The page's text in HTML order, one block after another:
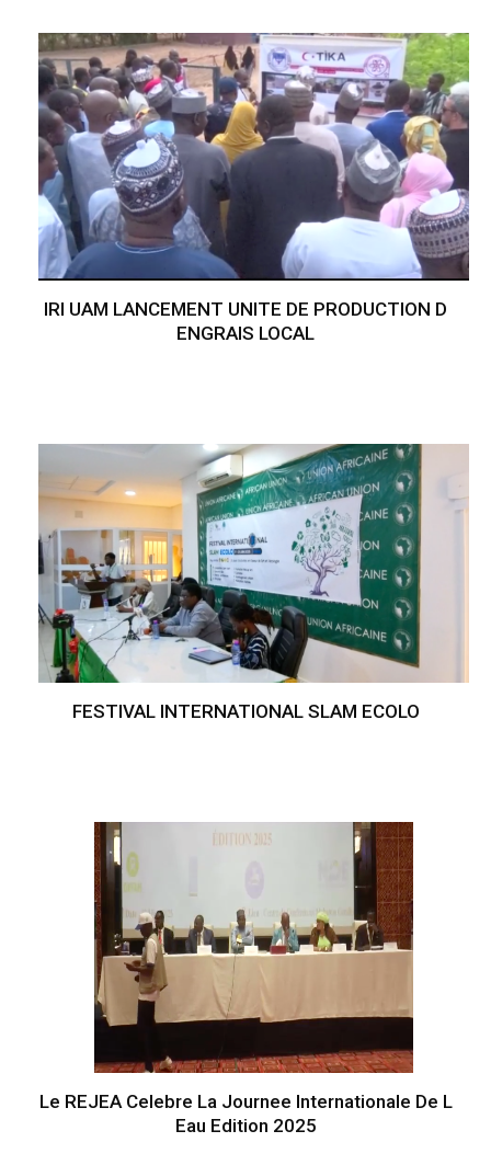
IRI UAM LANCEMENT UNITE DE PRODUCTION D
ENGRAIS LOCAL
FESTIVAL INTERNATIONAL SLAM ECOLO
Le REJEA Celebre La Journee Internationale De L
Eau Edition 2025